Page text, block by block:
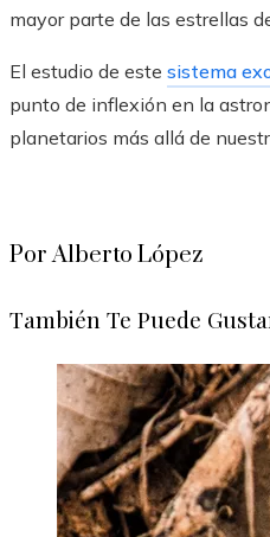
mayor parte de las estrellas
El estudio de este sistema
punto de inflexión en la
planetarios más allá de
Por Alberto López
También Te Puede